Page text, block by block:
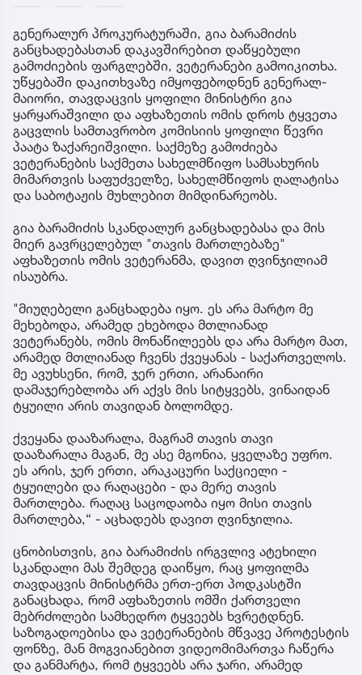
გენერალურ პროკურატურაში, გია ბარამიძის
განცხადებასთან დაკავშირებით დაწყებული
გამოძიების ფარგლებში, ვეტერანები გამოიკითხა.
უწყებაში დაკითხვაზე იმყოფებოდნენ გენერალ-
მაიორი, თავდაცვის ყოფილი მინისტრი გია
ყარყარაშვილი და აფხაზეთის ომის დროს ტყვეთა
გაცვლის სამთავრობო კომისიის ყოფილი წევრი
პაატა ზაქარეიშვილი. საქმეზე გამოძიება
ვეტერანების საქმეთა სახელმწიფო სამსახურის
მიმართვის საფუძველზე, სახელმწიფოს ღალატისა
და საბოტაჟის მუხლებით მიმდინარეობს.
გია ბარამიძის სკანდალურ განცხადებასა და მის
მიერ გავრცელებულ "თავის მართლებაზე"
აფხაზეთის ომის ვეტერანმა, დავით ღვინჯილიამ
ისაუბრა.
"მიუღებელი განცხადება იყო. ეს არა მარტო მე
მეხებოდა, არამედ ეხებოდა მთლიანად
ვეტერანებს, ომის მონაწილეებს და არა მარტო მათ,
არამედ მთლიანად ჩვენს ქვეყანას - საქართველოს.
მე ავუხსენი, რომ, ჯერ ერთი, არანაირი
დამაჯერებლობა არ აქვს მის სიტყვებს, ვინაიდან
ტყუილი არის თავიდან ბოლომდე.
ქვეყანა დააზარალა, მაგრამ თავის თავი
დააზარალა მაგან, მე ასე მგონია, ყველაზე უფრო.
ეს არის, ჯერ ერთი, არაკაცური საქციელი -
ტყუილები და რაღაცები - და მერე თავის
მართლება. რაღაც საცოდაობა იყო მისი თავის
მართლება,“ - აცხადებს დავით ღვინჯილია.
ცნობისთვის, გია ბარამიძის ირგვლივ ატეხილი
სკანდალი მას შემდეგ დაიწყო, რაც ყოფილმა
თავდაცვის მინისტრმა ერთ-ერთ პოდკასტში
განაცხადა, რომ აფხაზეთის ომში ქართველი
მებრძოლები სამხედრო ტყვეებს ხვრეტდნენ.
საზოგადოებისა და ვეტერანების მწვავე პროტესტის
ფონზე, მან მოგვიანებით ვიდეომიმართვა ჩაწერა
და განმარტა, რომ ტყვეებს არა ჯარი, არამედ